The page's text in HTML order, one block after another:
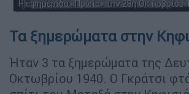
Η εφημερίδα «Πρωία» την 28η Οκτωβρίου
Τα ξημερώματα στην
Ήταν 3 τα ξημερώματα της
Οκτωβρίου 1940. Ο Γκράτσι